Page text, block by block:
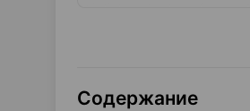
Содержание